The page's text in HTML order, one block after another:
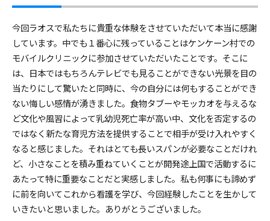
今回ラオスで私たちに貴重な体験をさせていただいて本当に感謝
しています。中でも１番心に残っていることはケンケーン村での
モバイルクリニックに参加させていただいたことです。そこに
は、日本ではもちろんテレビでも見ることができない光景を目の
当たりにして驚いたと同時に、今の自分には何もすることができ
ない悔しい感情が湧きました。食物タブーやモッカオを与えるな
ど文化や風習によって乳幼児死亡率が高い中、文化を否定するの
ではなく新たな育児方法を提供することで相手が受け入れやすく
なると感じました。それはとても長いスパンが必要なことだけれ
ど、小さなことを積み重ねていくことが開発途上国で活動するに
あたって特に重要なことだと実感しました。私も何事にも諦めず
に前を向いてこれから看護を学び、今回経験したことを生かして
いきたいと思いました。ありがとうございました。